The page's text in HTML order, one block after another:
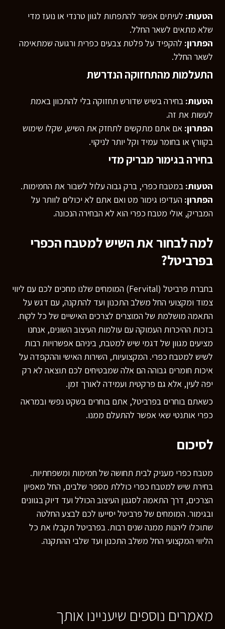
הטעות: לעיתים אפשר להתפתות לגוון טרנדי או נועז מדי
שלא מתאים לשאר החלל.
הפתרון: להקפיד על פלטת צבעים כפרית ורגועה שמתאימה
לשאר החלל.
התעלמות מהתחזוקה הנדרשת
הטעות: בחירה בשיש שדורש תחזוקה בלי להתכוון באמת
לעשות את זה.
הפתרון: אם אתם מתקשים לתחזק את השיש, שקלו שימוש
בקוורץ או בחומר עמיד וקל יותר לניקוי.
בחירה בגימור מבריק מדי
הטעות: במטבח כפרי, ברק גבוה עלול לשבור את החמימות.
הפתרון: העדיפו גימור מט ואם אתם לא יכולים לוותר על
המבריק, אולי מטבח כפרי הוא לא הבחירה הנכונה.
למה לבחור את השיש למטבח הכפרי
בפרביטל?
בחברת פרביטל
(Fervital) המומחים שלנו מחכים לכם עם ליווי
צמוד ומקצועי החל משלב התכנון ועד להתקנה, עם דגש על
התאמה מושלמת של המוצרים לצרכים האישיים של כל לקוח.
בזכות ההיכרות העמוקה עם עולמות העיצוב השונים, אנחנו
מציעים מגוון של דגמי שיש למטבח, ביניהם אפשרויות רבות
לשיש למטבח כפרי. המקצועיות, השירות האישי וההקפדה על
איכות חומרים גבוהה הם אלה שמבטיחים לכם תוצאה לא רק
יפה לעין, אלא גם פרקטית ועמידה לאורך זמן.
כשאתם בוחרים בפרביטל, אתם בוחרים בשקט נפשי ובמראה
כפרי אותנטי שאי אפשר להתעלם ממנו.
לסיכום
מטבח כפרי מעניק לבית תחושה של חמימות ומשפחתיות.
בחירת שיש למטבח כפרי כוללת מספר שלבים, החל מאפיון
הצרכים, דרך התאמה לסגנון העיצוב הכולל ועד דיוק בגוונים
ובגימור. המומחים של פרביטל יסייעו לכם לבצע החלטה
שתוכלו ליהנות ממנה שנים רבות. בפרביטל תקבלו את כל
הליווי המקצועי החל משלב התכנון ועד שלבי ההתקנה.
מאמרים נוספים שיעניינו אותך